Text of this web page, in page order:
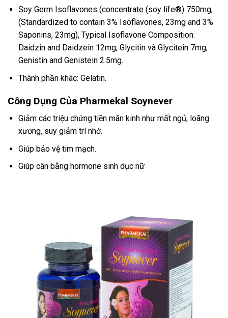
Soy Germ Isoflavones (concentrate (soy life®) 750mg,
(Standardized to contain 3% Isoflavones, 23mg and 3%
Saponins, 23mg), Typical Isoflavone Composition:
Daidzin and Daidzein 12mg, Glycitin và Glycitein 7mg,
Genistin and Genistein 2.5mg.
Thành phần khác: Gelatin.
Công Dụng Của Pharmekal Soynever
Giảm các triệu chứng tiền mãn kinh như mất ngủ, loãng
xương, suy giảm trí nhớ.
Giúp bảo vệ tim mạch.
Giúp cân bằng hormone sinh dục nữ